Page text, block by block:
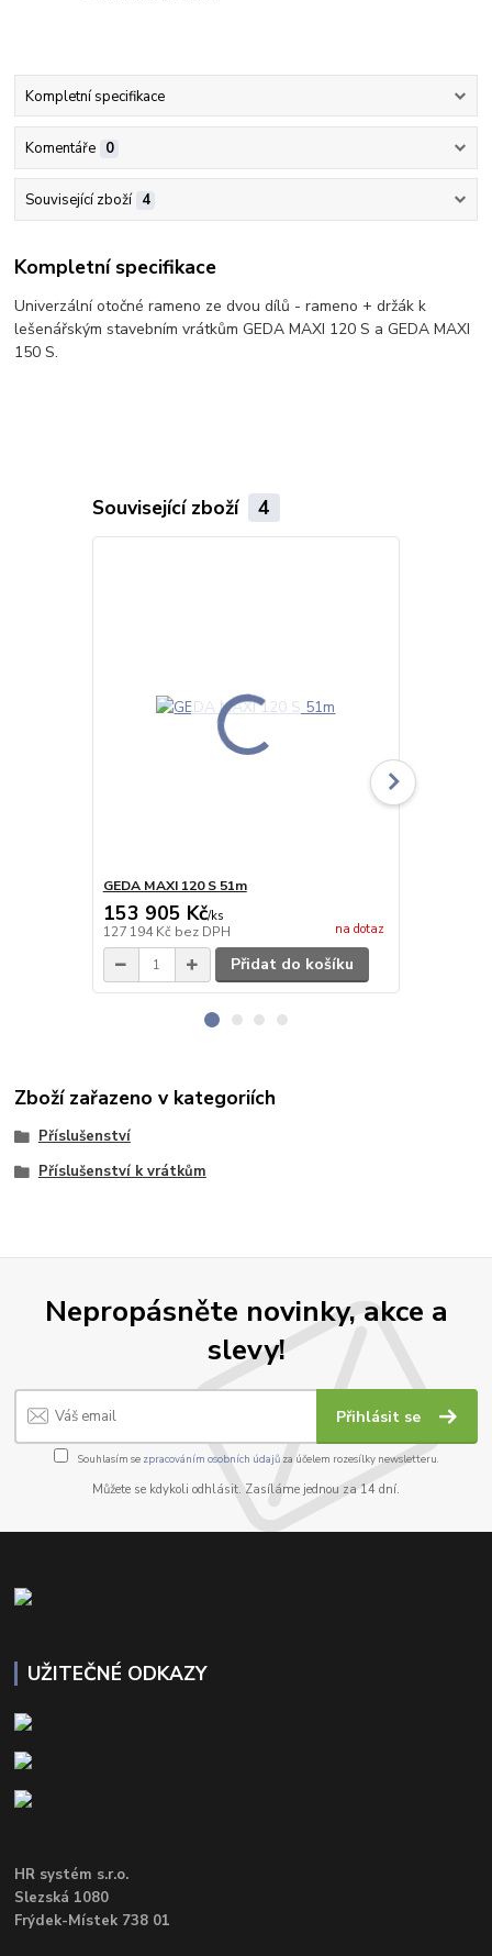
Kompletní specifikace
Komentáře 0
Související zboží 4
Kompletní specifikace
Univerzální otočné rameno ze dvou dílů - rameno + držák k
lešenářským stavebním vrátkům GEDA MAXI 120 S a GEDA MAXI
150 S.
Související zboží 4
GEDA MAXI 120 S 51m
153 905 Kč/ks
127 194 Kč bez DPH na dotaz
Přidat do košíku
Zboží zařazeno v kategoriích
Příslušenství
Příslušenství k vrátkům
Nepropásněte novinky, akce a
slevy!
Přihlásit se
Souhlasím se zpracováním osobních údajůza účelem rozesílky newsletteru.
Můžete se kdykoli odhlásit. Zasíláme jednou za 14 dní.
UŽITEČNÉ ODKAZY
HR systém s.r.o.
Slezská 1080
Frýdek-Místek 738 01